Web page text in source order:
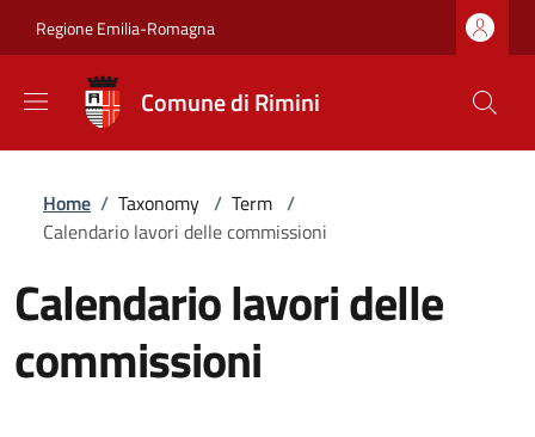
Regione Emilia-Romagna
Comune di Rimini
Briciole di pane
Home / Taxonomy / Term /
Calendario lavori delle commissioni
Calendario lavori delle
commissioni